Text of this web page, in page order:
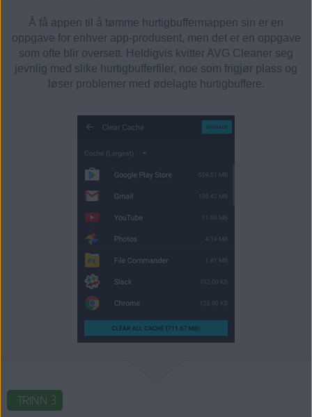
Å få appen til å tømme hurtigbuffermappen sin er en
oppgave for enhver app-produsent, men det er en oppgave
som ofte blir oversett. Heldigvis kvitter AVG Cleaner seg
jevnlig med slike hurtigbufferfiler, noe som frigjør plass og
løser problemer med ødelagte hurtigbuffere.
TRINN 3